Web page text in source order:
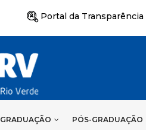
Portal da Transparência
GRADUAÇÃO PÓS-GRADUAÇÃO